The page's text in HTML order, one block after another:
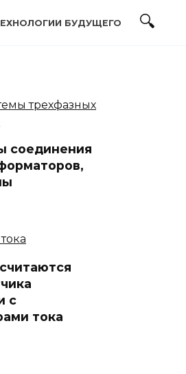
БУДУЩЕГО
соединения
с
тока